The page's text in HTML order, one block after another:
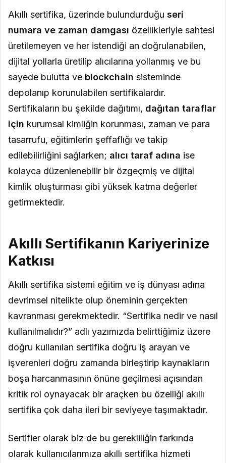
Akıllı sertifika, üzerinde bulundurduğu seri
numara ve zaman damgası özellikleriyle sahtesi
üretilemeyen ve her istendiği an doğrulanabilen,
dijital yollarla üretilip alıcılarına yollanmış ve bu
sayede bulutta ve blockchain sisteminde
depolanıp korunulabilen sertifikalardır.
Sertifikaların bu şekilde dağıtımı, dağıtan taraflar
için kurumsal kimliğin korunması, zaman ve para
tasarrufu, eğitimlerin şeffaflığı ve takip
edilebilirliğini sağlarken; alıcı taraf adına ise
kolayca düzenlenebilir bir özgeçmiş ve dijital
kimlik oluşturması gibi yüksek katma değerler
getirmektedir.
Akıllı Sertifikanın Kariyerinize
Katkısı
Akıllı sertifika sistemi eğitim ve iş dünyası adına
devrimsel nitelikte olup öneminin gerçekten
kavranması gerekmektedir. “Sertifika nedir ve nasıl
kullanılmalıdır?” adlı yazımızda belirttiğimiz üzere
doğru kullanılan sertifika doğru iş arayan ve
işverenleri doğru zamanda birleştirip kaynakların
boşa harcanmasının önüne geçilmesi açısından
kritik rol oynayacak bir araçken bu özelliği akıllı
sertifika çok daha ileri bir seviyeye taşımaktadır.
Sertifier olarak biz de bu gerekliliğin farkında
olarak kullanıcılarımıza akıllı sertifika hizmeti